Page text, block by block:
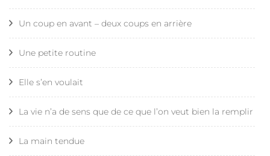
Un coup en avant – deux coups en arrière
Une petite routine
Elle s’en voulait
La vie n’a de sens que de ce que l’on veut bien la remplir
La main tendue